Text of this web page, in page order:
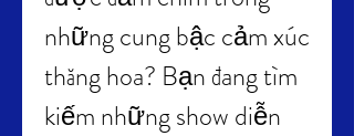
những cung bậc cảm xúc
thăng hoa? Bạn đang tìm
kiếm những show diễn